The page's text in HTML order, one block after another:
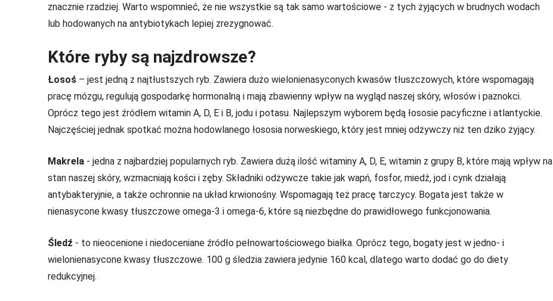
znacznie rzadziej. Warto wspomnieć, że nie wszystkie są tak samo wartościowe - z tych żyjących w brudnych wodach
lub hodowanych na antybiotykach lepiej zrezygnować.
Które ryby są najzdrowsze?
Łosoś – jest jedną z najtłustszych ryb. Zawiera dużo wielonienasyconych kwasów tłuszczowych, które wspomagają
pracę mózgu, regulują gospodarkę hormonalną i mają zbawienny wpływ na wygląd naszej skóry, włosów i paznokci.
Oprócz tego jest źródłem witamin A, D, E i B, jodu i potasu. Najlepszym wyborem będą łososie pacyficzne i atlantyckie.
Najczęściej jednak spotkać można hodowlanego łososia norweskiego, który jest mniej odżywczy niż ten dziko żyjący.
Makrela - jedna z najbardziej popularnych ryb. Zawiera dużą ilość witaminy A, D, E, witamin z grupy B, które mają wpływ na
stan naszej skóry, wzmacniają kości i zęby. Składniki odżywcze takie jak wapń, fosfor, miedź, jod i cynk działają
antybakteryjnie, a także ochronnie na układ krwionośny. Wspomagają też pracę tarczycy. Bogata jest także w
nienasycone kwasy tłuszczowe omega-3 i omega-6, które są niezbędne do prawidłowego funkcjonowania.
Śledź - to nieocenione i niedoceniane źródło pełnowartościowego białka. Oprócz tego, bogaty jest w jedno- i
wielonienasycone kwasy tłuszczowe. 100 g śledzia zawiera jedynie 160 kcal, dlatego warto dodać go do diety
redukcyjnej.